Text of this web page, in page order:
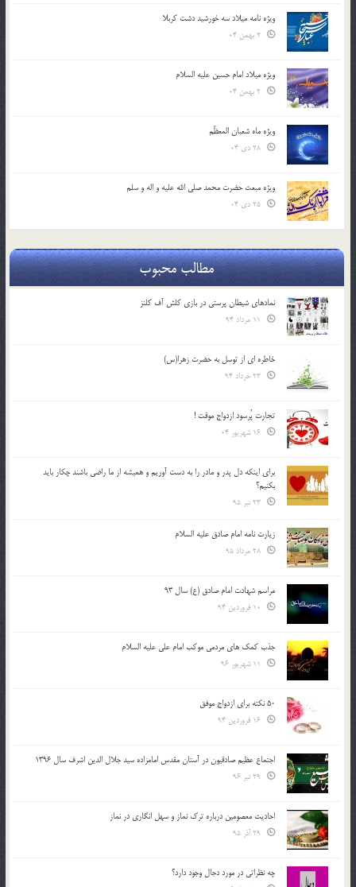
ویژه نامه میلاد سه خورشید دشت کربلا
ویژه میلاد امام حسین علیه السلام
ویژه ماه شعبان المعظّم
ویژه مبعث حضرت محمد صلی الله علیه و اله و سلم
مطالب محبوب
نمادهای شیطان پرستی در بازی کلش آف کلنز
خاطره ای از توسل به حضرت زهرا(س)
تجارت پُرسود ازدواج موقت !
براي اينكه دل پدر و مادر را به دست آوريم و هميشه از ما راضي باشند چكار بايد
بكنيم؟
زیارت نامه امام صادق علیه السلام
مراسم شهادت امام صادق (ع) سال 93
جذب کمک های مردمی موکب امام علی علیه السلام
50 نکته برای ازدواج موفق
اجتماع عظیم صادقیون در آستان مقدس امامزاده سید جلال الدین اشرف سال 1396
احادیث معصومین درباره ترک نماز و سهل انگاری در نماز
چه نظراتی در مورد دجال وجود دارد؟